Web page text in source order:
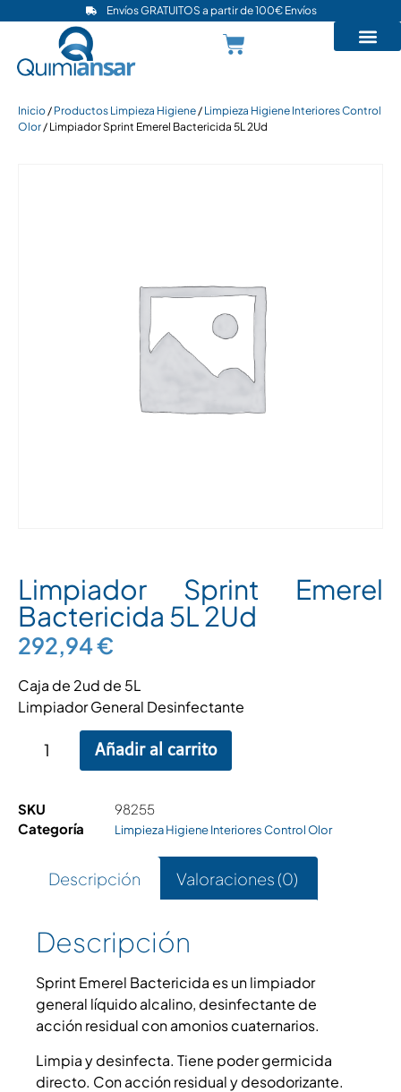
Envíos GRATUITOS a partir de 100€ Envíos
Inicio / Productos Limpieza Higiene / Limpieza Higiene Interiores Control
Olor / Limpiador Sprint Emerel Bactericida 5L 2Ud
Limpiador Sprint Emerel
Bactericida 5L 2Ud
292,94€
Caja de 2ud de 5L
Limpiador General Desinfectante
Añadir al carrito
SKU
98255
Categoría
Limpieza Higiene Interiores Control Olor
Descripción Valoraciones (0)
Descripción
Sprint Emerel Bactericida es un limpiador
general líquido alcalino, desinfectante de
acción residual con amonios cuaternarios.
Limpia y desinfecta. Tiene poder germicida
directo. Con acción residual y desodorizante.